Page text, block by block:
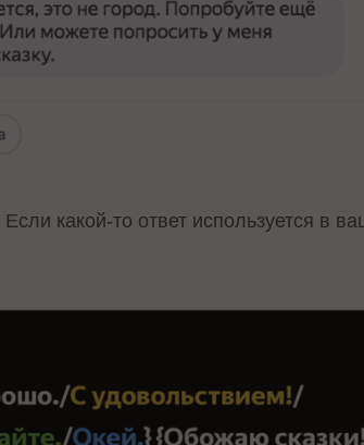
Если какой-то ответ используется в